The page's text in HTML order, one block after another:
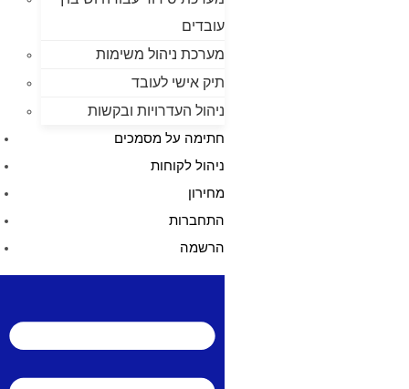
עובדים
מערכת ניהול משימות
תיק אישי לעובד
ניהול העדרויות ובקשות
חתימה על מסמכים
ניהול לקוחות
מחירון
התחברות
הרשמה